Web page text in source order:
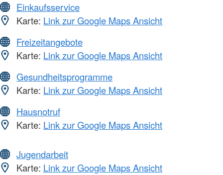
Einkaufsservice
Karte: Link zur Google Maps Ansicht
Freizeitangebote
Karte: Link zur Google Maps Ansicht
Gesundheitsprogramme
Karte: Link zur Google Maps Ansicht
Hausnotruf
Karte: Link zur Google Maps Ansicht
Jugendarbeit
Karte: Link zur Google Maps Ansicht